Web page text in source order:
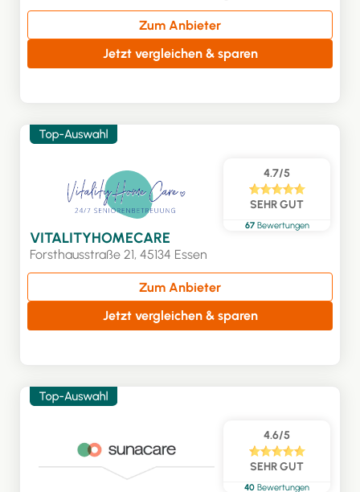
Zum Anbieter
Jetzt vergleichen & sparen
4.7/5
SEHR GUT
67 Bewertungen
VITALITYHOMECARE
Forsthausstraße 21, 45134 Essen
Zum Anbieter
Jetzt vergleichen & sparen
4.6/5
SEHR GUT
40 Bewertungen